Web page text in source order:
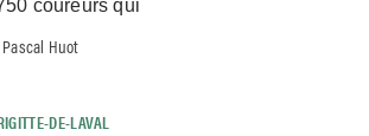
coureurs qui
Pascal Huot
DE-LAVAL